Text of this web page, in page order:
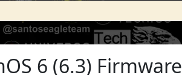
6 (6.3) Firmware